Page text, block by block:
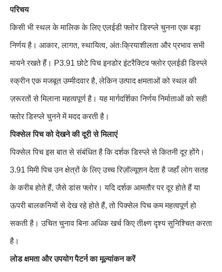
परिचय
किसी भी स्थल के मालिक के लिए एलईडी फ्लोर डिस्प्ले चुनना एक बड़ा
निर्णय है। आकार, लागत, स्थायित्व, अंतःक्रियाशीलता और प्रभाव सभी
मायने रखते हैं। P3.91 छोटे पिच इनडोर इंटरैक्टिव फ्लोर एलईडी डिस्प्ले
स्क्रीन एक मजबूत उम्मीदवार है, लेकिन उत्पाद क्षमताओं को स्थल की
ज़रूरतों से मिलाना महत्वपूर्ण है। यह मार्गदर्शिका निर्णय निर्माताओं को सही
फ्लोर डिस्प्ले चुनने में मदद करती है।
पिक्सेल पिच को देखने की दूरी से मिलाएं
पिक्सेल पिच इस बात से संबंधित है कि दर्शक डिस्प्ले से कितनी दूर होंगे।
3.91 मिमी पिच उन क्षेत्रों के लिए उच्च रिज़ॉल्यूशन देता है जहाँ लोग सतह
के करीब होते हैं, जैसे डांस फ्लोर। यदि दर्शक आमतौर पर दूर होते हैं या
ऊपरी बालकनियों से देख रहे होते हैं, तो पिक्सेल पिच कम महत्वपूर्ण हो
सकती है। उचित चुनाव बिना अधिक खर्च किए तीक्ष्ण दृश्य सुनिश्चित करता
है।
लोड क्षमता और उपयोग पैटर्न का मूल्यांकन करें